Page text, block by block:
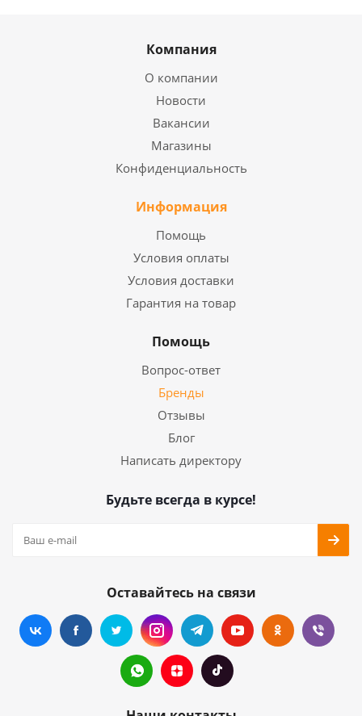
Компания
О компании
Новости
Вакансии
Магазины
Конфиденциальность
Информация
Помощь
Условия оплаты
Условия доставки
Гарантия на товар
Помощь
Вопрос-ответ
Бренды
Отзывы
Блог
Написать директору
Будьте всегда в курсе!
Оставайтесь на связи